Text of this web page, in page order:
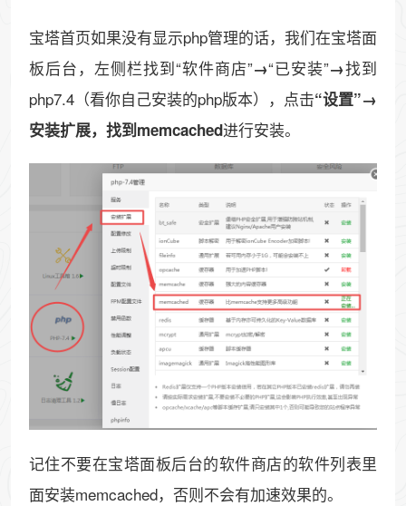
宝塔首页如果没有显示php管理的话，我们在宝塔面
板后台，左侧栏找到“软件商店”→“已安装”→找到
php7.4（看你自己安装的php版本），点击“设置”→
安装扩展，找到memcached进行安装。
记住不要在宝塔面板后台的软件商店的软件列表里
面安装memcached，否则不会有加速效果的。